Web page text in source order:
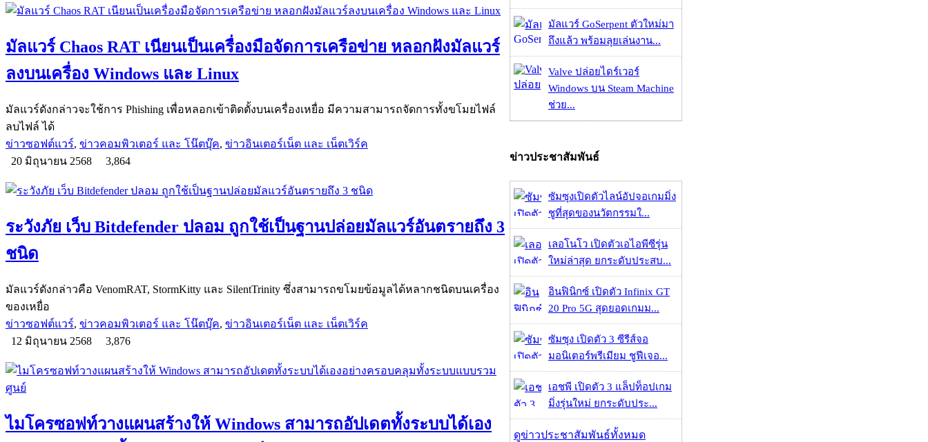
มัลแวร์ Chaos RAT เนียนเป็นเครื่องมือจัดการเครือข่าย หลอกฝังมัลแวร์
ลงบนเครื่อง Windows และ Linux
มัลแวร์ดังกล่าวจะใช้การ Phishing เพื่อหลอกเข้าติดตั้งบนเครื่องเหยื่อ มีความสามารถจัดการทั้งขโมยไฟล์
ลบไฟล์ ได้
ข่าวซอฟต์แวร์, ข่าวคอมพิวเตอร์ และ โน๊ตบุ๊ค, ข่าวอินเตอร์เน็ต และ เน็ตเวิร์ค
20 มิถุนายน 2568
3,864
ระวังภัย เว็บ Bitdefender ปลอม ถูกใช้เป็นฐานปล่อยมัลแวร์อันตรายถึง 3
ชนิด
มัลแวร์ดังกล่าวคือ VenomRAT, StormKitty และ SilentTrinity ซึ่งสามารถขโมยข้อมูลได้หลากชนิดบนเครื่อง
ของเหยื่อ
ข่าวซอฟต์แวร์, ข่าวคอมพิวเตอร์ และ โน๊ตบุ๊ค, ข่าวอินเตอร์เน็ต และ เน็ตเวิร์ค
12 มิถุนายน 2568
3,876
ไมโครซอฟท์วางแผนสร้างให้ Windows สามารถอัปเดตทั้งระบบได้เอง
มัลแวร์ GoSerpent ตัวใหม่มา
ถึงแล้ว พร้อมลุยเล่นงาน...
Valve ปล่อยไดร์เวอร์
Windows บน Steam Machine
ช่วย...
ข่าวประชาสัมพันธ์
ซัมซุงเปิดตัวไลน์อัปจอเกมมิ่ง
ชูที่สุดของนวัตกรรมใ...
เลอโนโว เปิดตัวเอไอพีซีรุ่น
ใหม่ล่าสุด ยกระดับประสบ...
อินฟินิกซ์ เปิดตัว Infinix GT
20 Pro 5G สุดยอดเกมม...
ซัมซุง เปิดตัว 3 ซีรีส์จอ
มอนิเตอร์พรีเมียม ชูฟีเจอ...
เอชพี เปิดตัว 3 แล็ปท็อปเกม
มิ่งรุ่นใหม่ ยกระดับประ...
ดูข่าวประชาสัมพันธ์ทั้งหมด